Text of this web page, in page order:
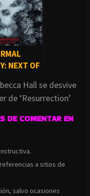
NEXT OF
Hall se desvive
de ‘Resurrection’
DE COMENTAR EN
a sitios de
salvo ocasiones